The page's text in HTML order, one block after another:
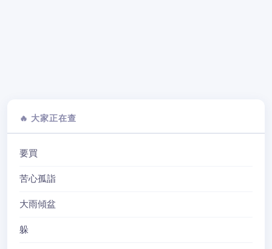
🔥 大家正在查
要買
苦心孤詣
大雨傾盆
躲